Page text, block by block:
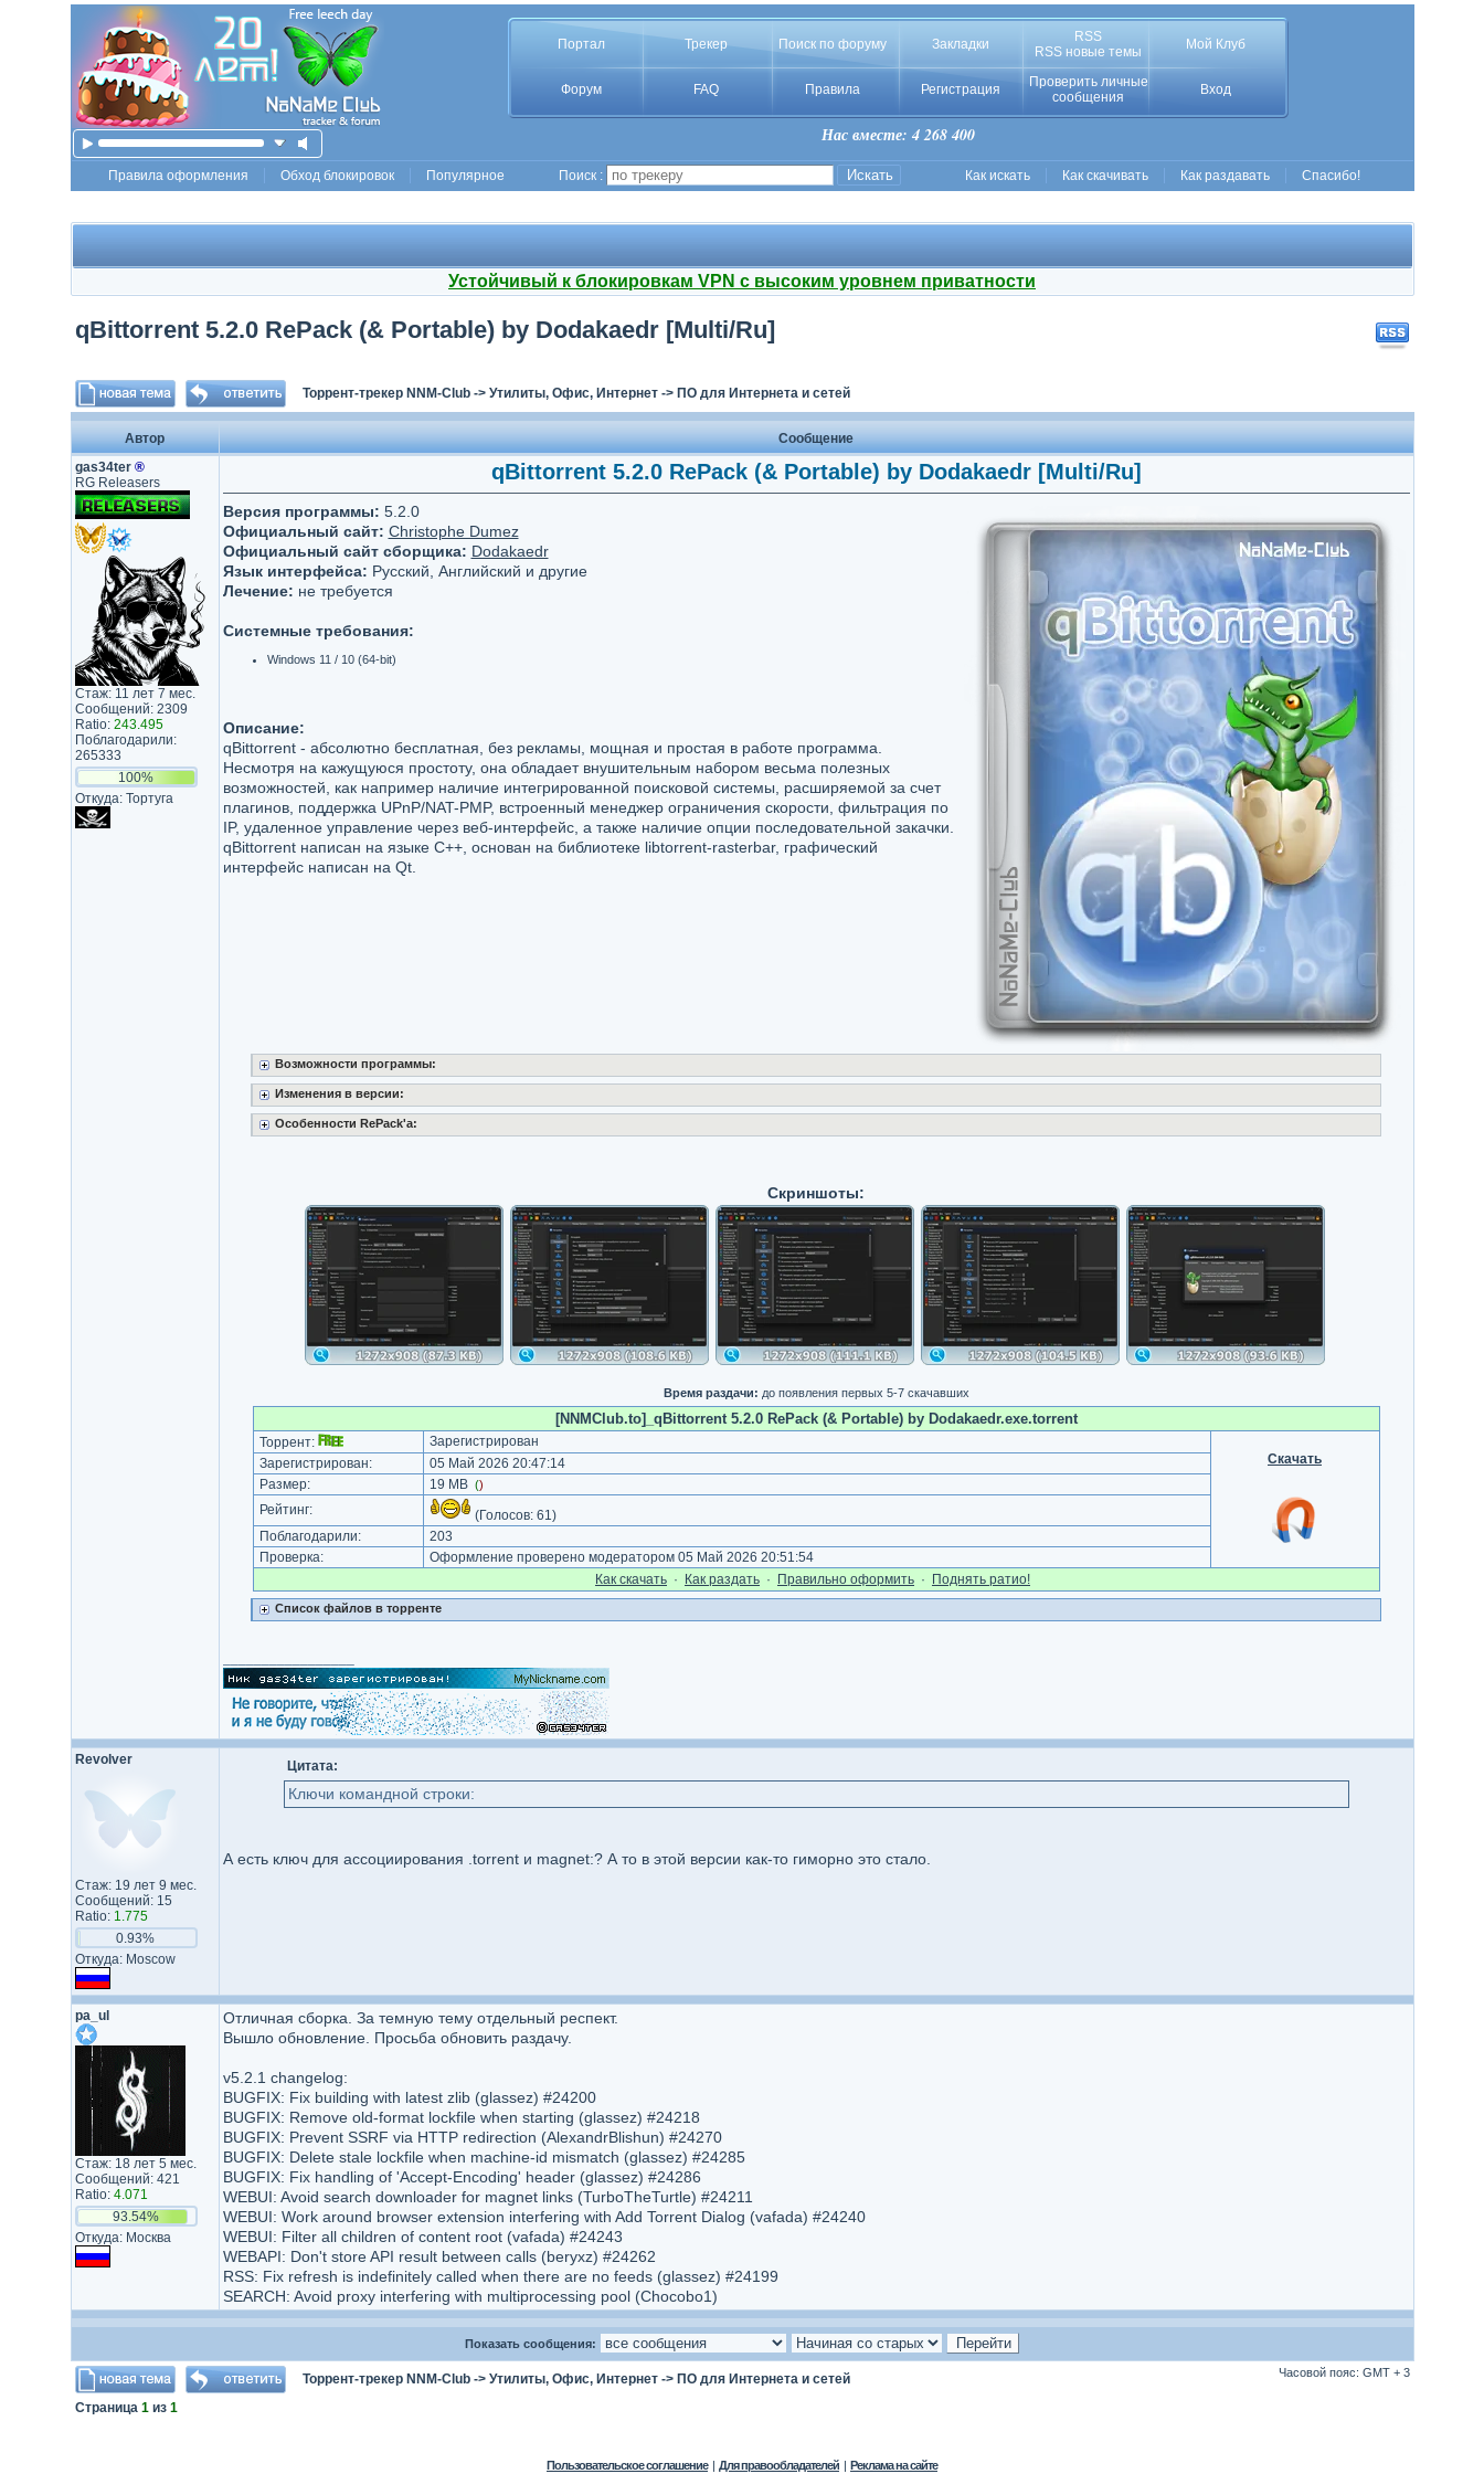
Портал Трекер Поиск по форуму Закладки
RSS
RSS новые темы
Мой Клуб
Форум FAQ Правила Регистрация
Проверить личные
сообщения
Вход
Нас вместе: 4 268 400
Правила оформления Обход блокировок Популярное Поиск : Как искать Как скачивать Как раздавать Спасибо!
Устойчивый к блокировкам VPN с высоким уровнем приватности
qBittorrent 5.2.0 RePack (& Portable) by Dodakaedr [Multi/Ru]
Торрент-трекер NNM-Club-> Утилиты, Офис, Интернет-> ПО для Интернета и сетей
Автор
Сообщение
gas34ter ®
RG Releasers
Стаж: 11 лет 7 мес.
Сообщений: 2309
Ratio: 243.495
Поблагодарили:
265333
100%
Откуда: Тортуга
qBittorrent 5.2.0 RePack (& Portable) by Dodakaedr [Multi/Ru]
Версия программы: 5.2.0
Официальный сайт: Christophe Dumez
Официальный сайт сборщика: Dodakaedr
Язык интерфейса: Русский, Английский и другие
Лечение: не требуется
Системные требования:
Windows 11 / 10 (64-bit)
Описание:
qBittorrent - абсолютно бесплатная, без рекламы, мощная и простая в работе программа.
Несмотря на кажущуюся простоту, она обладает внушительным набором весьма полезных
возможностей, как например наличие интегрированной поисковой системы, расширяемой за счет
плагинов, поддержка UPnP/NAT-PMP, встроенный менеджер ограничения скорости, фильтрация по
IP, удаленное управление через веб-интерфейс, а также наличие опции последовательной закачки.
qBittorrent написан на языке C++, основан на библиотеке libtorrent-rasterbar, графический
интерфейс написан на Qt.
Возможности программы:
Изменения в версии:
Особенности RePack'a:
Скриншоты:
Время раздачи: до появления первых 5-7 скачавших
[NNMClub.to]_qBittorrent 5.2.0 RePack (& Portable) by Dodakaedr.exe.torrent
Торрент:
Зарегистрирован
Скачать
Зарегистрирован:
05 Май 2026 20:47:14
Размер:
19 MB ()
Рейтинг: (Голосов: 61)
Поблагодарили:
203
Проверка:
Оформление проверено модератором 05 Май 2026 20:51:54
Как cкачать · Как раздать · Правильно оформить · Поднять ратио!
Список файлов в торренте
Revolver
Стаж: 19 лет 9 мес.
Сообщений: 15
Ratio: 1.775
0.93%
Откуда: Moscow
Цитата:
Ключи командной строки:
А есть ключ для ассоциирования .torrent и magnet:? А то в этой версии как-то гиморно это стало.
pa_ul
Стаж: 18 лет 5 мес.
Сообщений: 421
Ratio: 4.071
93.54%
Откуда: Москва
Отличная сборка. За темную тему отдельный респект.
Вышло обновление. Просьба обновить раздачу.
v5.2.1 changelog:
BUGFIX: Fix building with latest zlib (glassez) #24200
BUGFIX: Remove old-format lockfile when starting (glassez) #24218
BUGFIX: Prevent SSRF via HTTP redirection (AlexandrBlishun) #24270
BUGFIX: Delete stale lockfile when machine-id mismatch (glassez) #24285
BUGFIX: Fix handling of 'Accept-Encoding' header (glassez) #24286
WEBUI: Avoid search downloader for magnet links (TurboTheTurtle) #24211
WEBUI: Work around browser extension interfering with Add Torrent Dialog (vafada) #24240
WEBUI: Filter all children of content root (vafada) #24243
WEBAPI: Don't store API result between calls (beryxz) #24262
RSS: Fix refresh is indefinitely called when there are no feeds (glassez) #24199
SEARCH: Avoid proxy interfering with multiprocessing pool (Chocobo1)
Показать сообщения:
Торрент-трекер NNM-Club-> Утилиты, Офис, Интернет-> ПО для Интернета и сетей Часовой пояс: GMT + 3
Страница 1из 1
Пользовательское соглашение | Для правообладателей | Реклама на сайте